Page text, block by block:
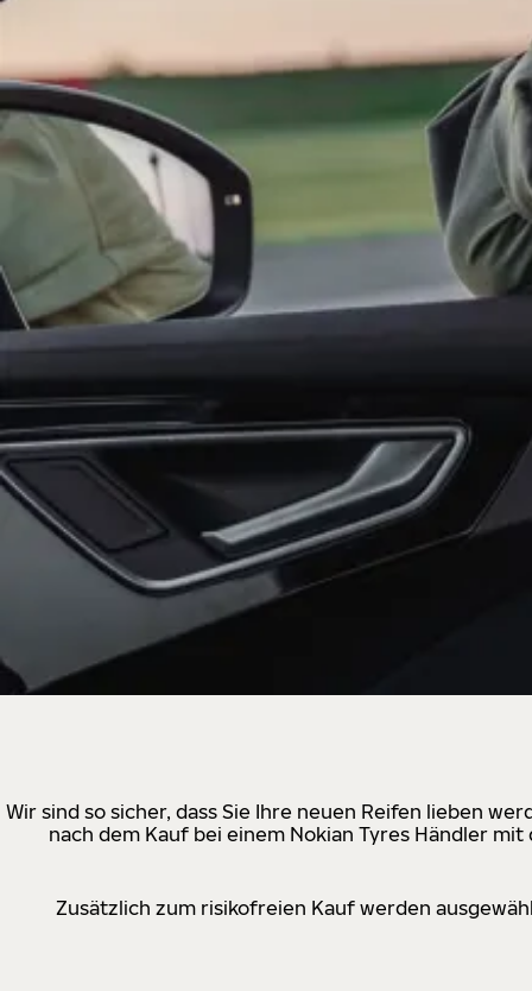
Wir sind so sicher, dass Sie Ihre neuen Reifen lieben
nach dem Kauf bei einem Nokian Tyres Händler
Zusätzlich zum risikofreien Kauf werden